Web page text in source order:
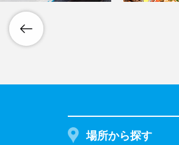
場所から探す